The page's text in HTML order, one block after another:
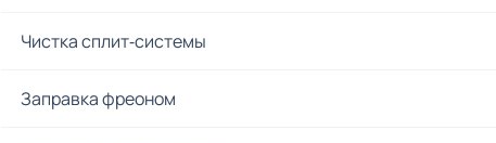
Чистка сплит-системы
Заправка фреоном